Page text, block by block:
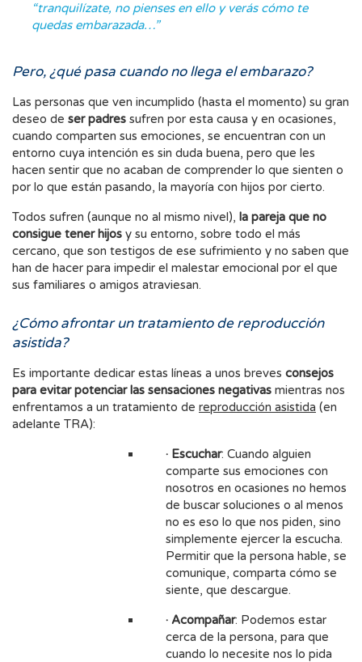
“tranquilízate, no pienses en ello y verás cómo te
quedas embarazada…”
Pero, ¿qué pasa cuando no llega el embarazo?
Las personas que ven incumplido (hasta el momento) su gran
deseo de ser padres sufren por esta causa y en ocasiones,
cuando comparten sus emociones, se encuentran con un
entorno cuya intención es sin duda buena, pero que les
hacen sentir que no acaban de comprender lo que sienten o
por lo que están pasando, la mayoría con hijos por cierto.
Todos sufren (aunque no al mismo nivel), la pareja que no
consigue tener hijos y su entorno, sobre todo el más
cercano, que son testigos de ese sufrimiento y no saben que
han de hacer para impedir el malestar emocional por el que
sus familiares o amigos atraviesan.
¿Cómo afrontar un tratamiento de reproducción
asistida?
Es importante dedicar estas líneas a unos breves consejos
para evitar potenciar las sensaciones negativas mientras nos
enfrentamos a un tratamiento de reproducción asistida
adelante TRA):
· Escuchar: Cuando alguien
comparte sus emociones con
nosotros en ocasiones no hemos
de buscar soluciones o al menos
no es eso lo que nos piden, sino
simplemente ejercer la escucha.
Permitir que la persona hable, se
comunique, comparta cómo se
siente, que descargue.
· Acompañar: Podemos estar
cerca de la persona, para que
cuando lo necesite nos lo pida